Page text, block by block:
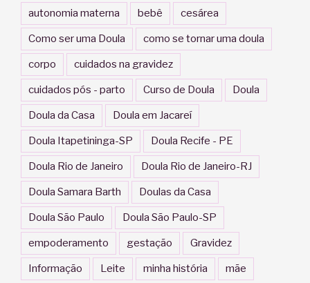
autonomia materna bebê cesárea
Como ser uma Doula como se tornar uma doula
corpo cuidados na gravidez
cuidados pós - parto Curso de Doula Doula
Doula da Casa Doula em Jacareí
Doula Itapetininga-SP Doula Recife - PE
Doula Rio de Janeiro Doula Rio de Janeiro-RJ
Doula Samara Barth Doulas da Casa
Doula São Paulo Doula São Paulo-SP
empoderamento gestação Gravidez
Informação Leite minha história mãe